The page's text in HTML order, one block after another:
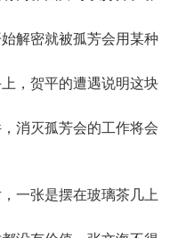
解密就被孤芳会用某种
，贺平的遭遇说明这块
消灭孤芳会的工作将会
一张是摆在玻璃茶几上